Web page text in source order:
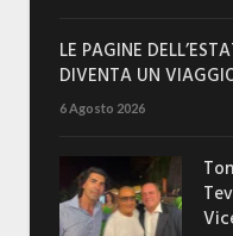
LE PAGINE
DIVENTA UN
6 Agosto 2026